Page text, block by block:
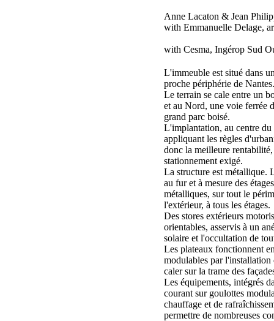
Anne Lacaton & Jean
with Emmanuelle Delage,
with Cesma, Ingérop Sud
L'immeuble est situé dans
proche périphérie de Nantes.
Le terrain se cale entre un
et au Nord, une voie ferrée
grand parc boisé.
L'implantation, au centre du
appliquant les règles
donc la meilleure
stationnement exigé.
La structure est métallique.
au fur et à mesure des
métalliques, sur tout le
l'extérieur, à tous les étages.
Des stores extérieurs
orientables, asservis à un
solaire et l'occultation de
Les plateaux fonctionnent
modulables par
caler sur la trame des
Les équipements, intégrés
courant sur goulottes
chauffage et de
permettre de nombreuses